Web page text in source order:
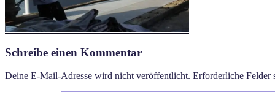
Schreibe einen Kommentar
Deine E-Mail-Adresse wird nicht veröffentlicht. Erforderliche Felder